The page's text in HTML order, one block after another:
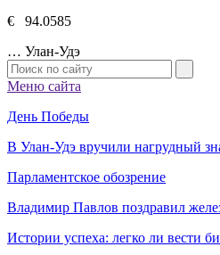
€ 94.0585
… Улан-Удэ
Меню сайта
День Победы
В Улан-Удэ вручили нагрудный
Парламентское обозрение
Владимир Павлов поздравил
Истории успеха: легко ли вести